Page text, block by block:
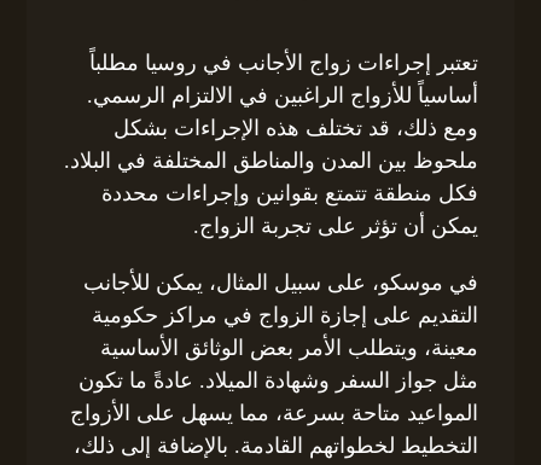
تعتبر إجراءات زواج الأجانب في روسيا مطلباً
أساسياً للأزواج الراغبين في الالتزام الرسمي.
ومع ذلك، قد تختلف هذه الإجراءات بشكل
ملحوظ بين المدن والمناطق المختلفة في البلاد.
فكل منطقة تتمتع بقوانين وإجراءات محددة
يمكن أن تؤثر على تجربة الزواج.
في موسكو، على سبيل المثال، يمكن للأجانب
التقديم على إجازة الزواج في مراكز حكومية
معينة، ويتطلب الأمر بعض الوثائق الأساسية
مثل جواز السفر وشهادة الميلاد. عادةً ما تكون
المواعيد متاحة بسرعة، مما يسهل على الأزواج
التخطيط لخطواتهم القادمة. بالإضافة إلى ذلك،